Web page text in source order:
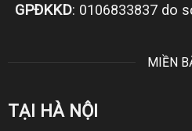
GPĐKKD: 0106833837 do
MIỀN
TẠI HÀ NỘI